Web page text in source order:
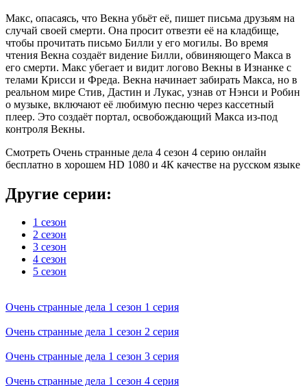
Макс, опасаясь, что Векна убьёт её, пишет письма друзьям на
случай своей смерти. Она просит отвезти её на кладбище,
чтобы прочитать письмо Билли у его могилы. Во время
чтения Векна создаёт видение Билли, обвиняющего Макса в
его смерти. Макс убегает и видит логово Векны в Изнанке с
телами Крисси и Фреда. Векна начинает забирать Макса, но в
реальном мире Стив, Дастин и Лукас, узнав от Нэнси и Робин
о музыке, включают её любимую песню через кассетный
плеер. Это создаёт портал, освобождающий Макса из-под
контроля Векны.
Смотреть Очень странные дела 4 сезон 4 серию онлайн
бесплатно в хорошем HD 1080 и 4К качестве на русском языке
Другие серии:
1 сезон
2 сезон
3 сезон
4 сезон
5 сезон
Очень странные дела 1 cезон 1 cерия
Очень странные дела 1 cезон 2 cерия
Очень странные дела 1 cезон 3 cерия
Очень странные дела 1 cезон 4 cерия